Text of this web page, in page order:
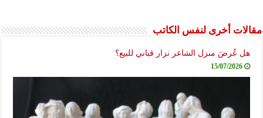
مقالات أخرى لنفس الكاتب
هل عُرضَ منزل الشاعر نزار قباني للبيع؟
15/07/2026